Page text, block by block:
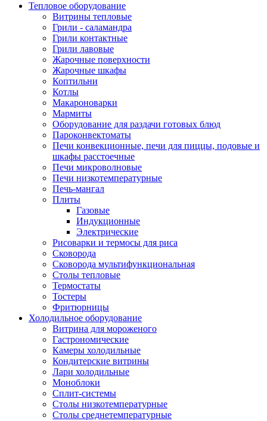
Тепловое оборудование
Витрины тепловые
Грили - саламандра
Грили контактные
Грили лавовые
Жарочные поверхности
Жарочные шкафы
Коптильни
Котлы
Макароноварки
Мармиты
Оборудование для раздачи готовых блюд
Пароконвектоматы
Печи конвекционные, печи для пиццы, подовые и
шкафы расстоечные
Печи микроволновые
Печи низкотемпературные
Печь-мангал
Плиты
Газовые
Индукционные
Электрические
Рисоварки и термосы для риса
Сковорода
Сковорода мультифункциональная
Столы тепловые
Термостаты
Тостеры
Фритюрницы
Холодильное оборудование
Витрина для мороженого
Гастрономические
Камеры холодильные
Кондитерские витрины
Лари холодильные
Моноблоки
Сплит-системы
Столы низкотемпературные
Столы среднетемпературные